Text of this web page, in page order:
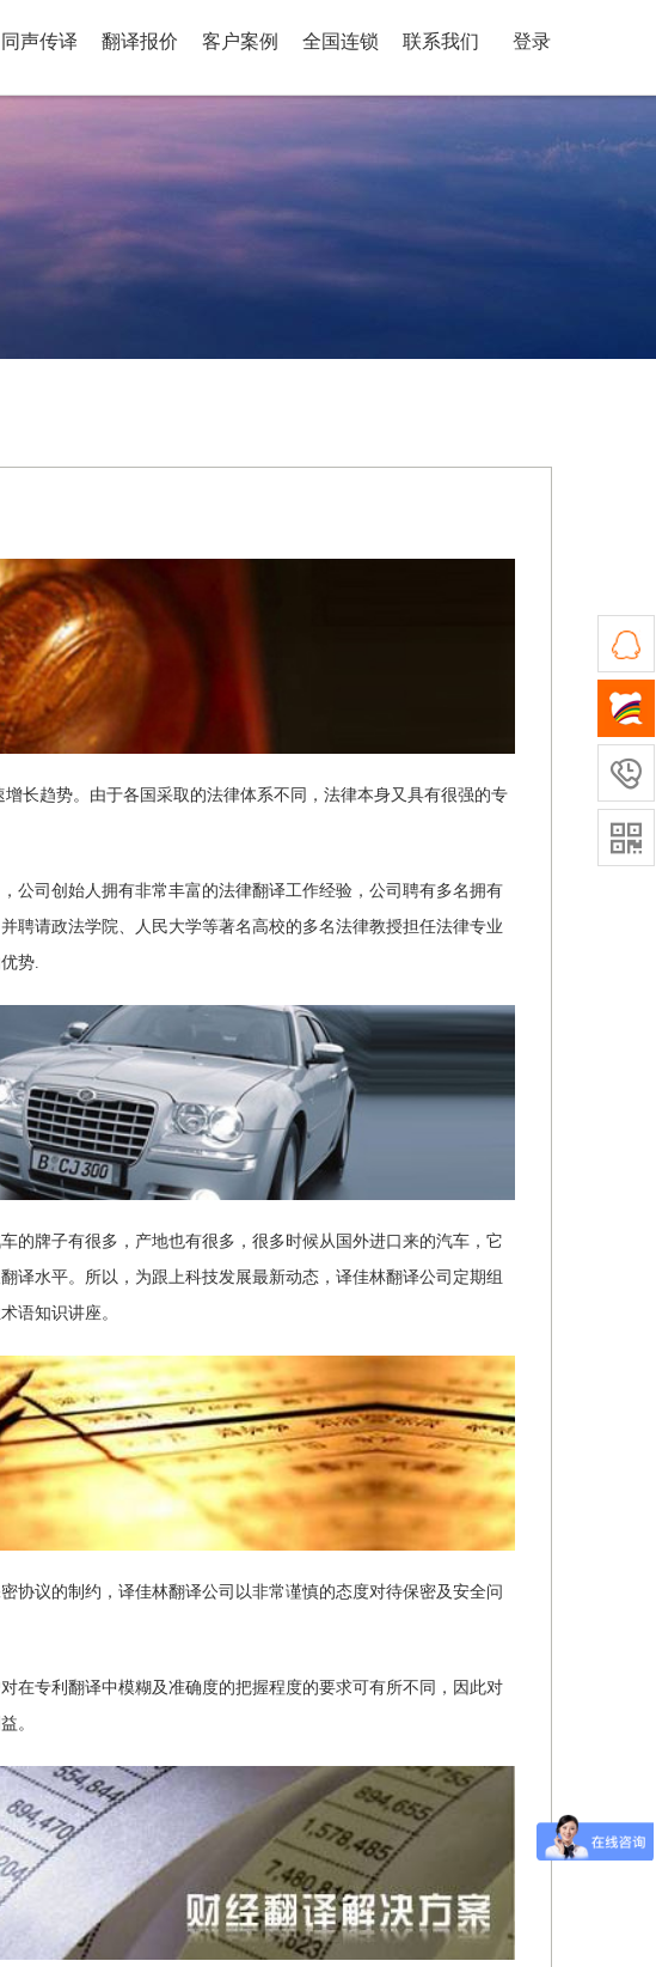
同声传译 翻译报价 客户案例 全国连锁 联系我们 登录
长趋势。由于各国采取的法律体系不同，法律本身又具有很强的专
公司创始人拥有非常丰富的法律翻译工作经验，公司聘有多名拥有
聘请政法学院、人民大学等著名高校的多名法律教授担任法律专业
势.
的牌子有很多，产地也有很多，很多时候从国外进口来的汽车，它
译水平。所以，为跟上科技发展最新动态，译佳林翻译公司定期组
语知识讲座。
协议的制约，译佳林翻译公司以非常谨慎的态度对待保密及安全问
在专利翻译中模糊及准确度的把握程度的要求可有所不同，因此对
。

